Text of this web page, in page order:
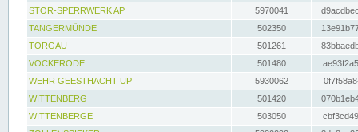
STÖR-SPERRWERK AP 5970041
TANGERMÜNDE
502350
TORGAU
501261
VOCKERODE
501480
WEHR GEESTHACHT UP
5930062
WITTENBERG
501420
WITTENBERGE
503050